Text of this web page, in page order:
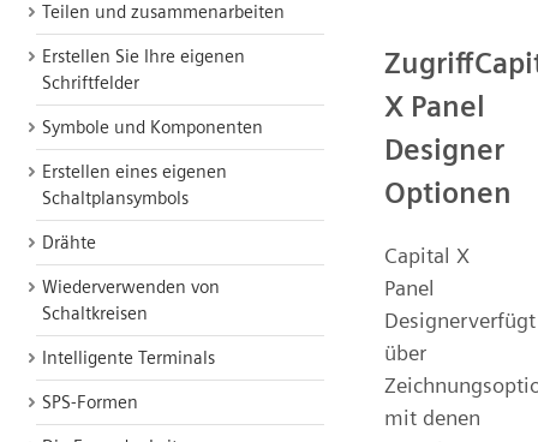
Teilen und zusammenarbeiten
Erstellen Sie Ihre eigenen
Schriftfelder
Symbole und Komponenten
Erstellen eines eigenen
Schaltplansymbols
Drähte
Wiederverwenden von
Schaltkreisen
Intelligente Terminals
SPS-Formen
X Panel
Designer
Optionen
Capital X
Panel
Designerverfügt
über
mit denen